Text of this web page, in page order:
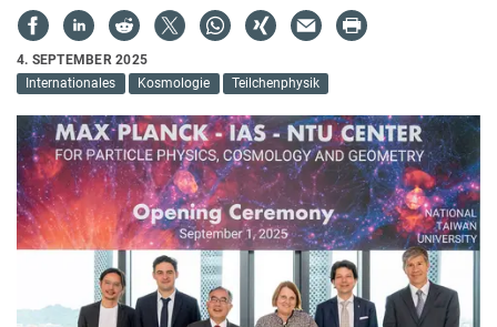
4. SEPTEMBER 2025
Internationales
Kosmologie Teilchenphysik